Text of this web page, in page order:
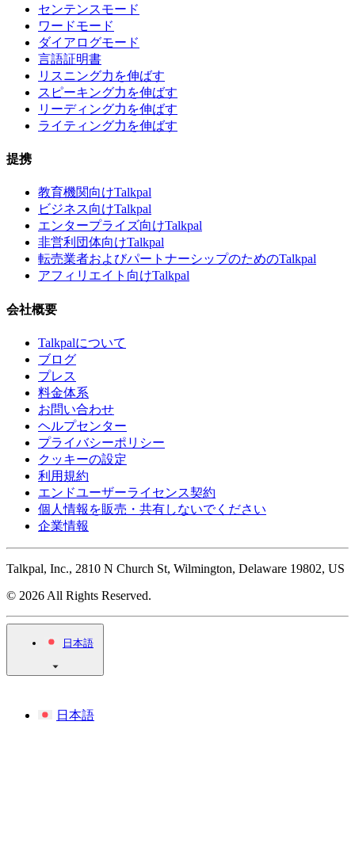
センテンスモード
ワードモード
ダイアログモード
言語証明書
リスニング力を伸ばす
スピーキング力を伸ばす
リーディング力を伸ばす
ライティング力を伸ばす
提携
教育機関向けTalkpal
ビジネス向けTalkpal
エンタープライズ向けTalkpal
非営利団体向けTalkpal
転売業者およびパートナーシップのためのTalkpal
アフィリエイト向けTalkpal
会社概要
Talkpalについて
ブログ
プレス
料金体系
お問い合わせ
ヘルプセンター
プライバシーポリシー
クッキーの設定
利用規約
エンドユーザーライセンス契約
個人情報を販売・共有しないでください
企業情報
Talkpal, Inc., 2810 N Church St, Wilmington, Delaware 19802, US
© 2026 All Rights Reserved.
日本語
日本語